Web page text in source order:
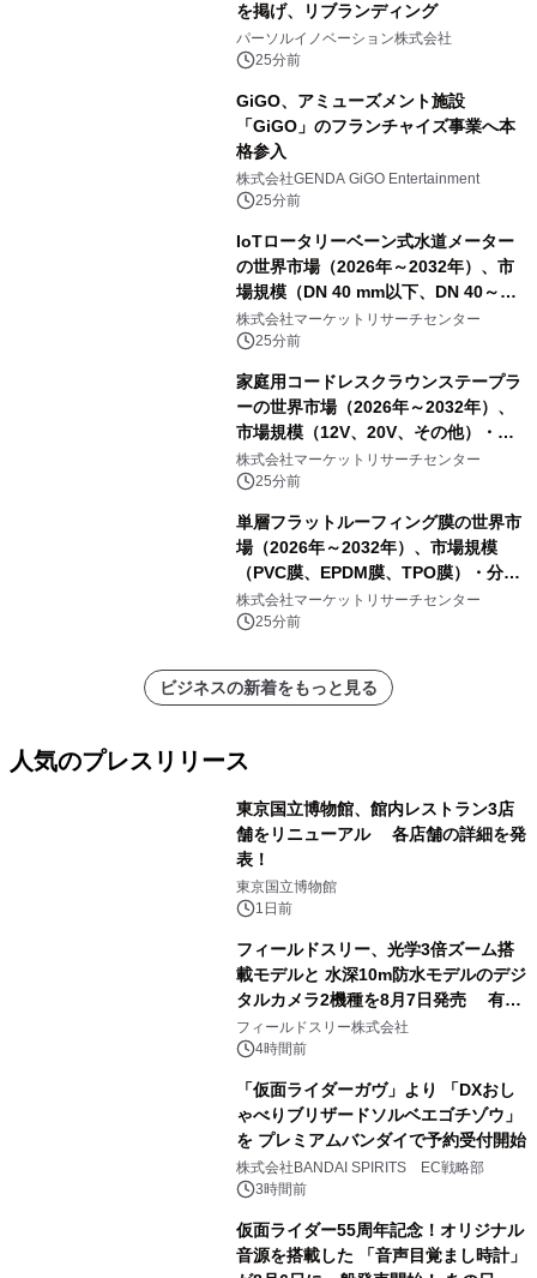
を掲げ、リブランディング
パーソルイノベーション株式会社
25分前
GiGO、アミューズメント施設
「GiGO」のフランチャイズ事業へ本
格参入
株式会社GENDA GiGO Entertainment
25分前
IoTロータリーベーン式水道メーター
の世界市場（2026年～2032年）、市
場規模（DN 40 mm以下、DN 40～
300 mm、DN 300 mm以上）・分析レ
ポートを発表
株式会社マーケットリサーチセンター
25分前
家庭用コードレスクラウンステープラ
ーの世界市場（2026年～2032年）、
市場規模（12V、20V、その他）・分
析レポートを発表
株式会社マーケットリサーチセンター
25分前
単層フラットルーフィング膜の世界市
場（2026年～2032年）、市場規模
（PVC膜、EPDM膜、TPO膜）・分析
レポートを発表
株式会社マーケットリサーチセンター
25分前
ビジネスの新着をもっと見る
人気のプレスリリース
東京国立博物館、館内レストラン3店
舗をリニューアル 各店舗の詳細を発
表！
東京国立博物館
1日前
フィールドスリー、光学3倍ズーム搭
載モデルと 水深10m防水モデルのデジ
タルカメラ2機種を8月7日発売 有効
約1300万画素、用途別に選べるコンデ
ジ新登場
フィールドスリー株式会社
4時間前
「仮面ライダーガヴ」より 「DXおし
ゃべりブリザードソルベエゴチゾウ」
を プレミアムバンダイで予約受付開始
株式会社BANDAI SPIRITS EC戦略部
3時間前
仮面ライダー55周年記念！オリジナル
音源を搭載した 「音声目覚まし時計」